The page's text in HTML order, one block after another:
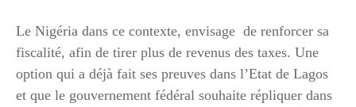
Le Nigéria dans ce contexte, envisage de renforcer sa
fiscalité, afin de tirer plus de revenus des taxes. Une
option qui a déjà fait ses preuves dans l’Etat de Lagos
et que le gouvernement fédéral souhaite répliquer dans